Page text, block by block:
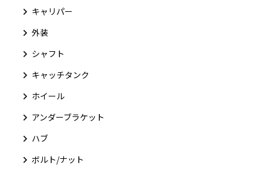
キャリパー
外装
シャフト
キャッチタンク
ホイール
アンダーブラケット
ハブ
ボルト/ナット